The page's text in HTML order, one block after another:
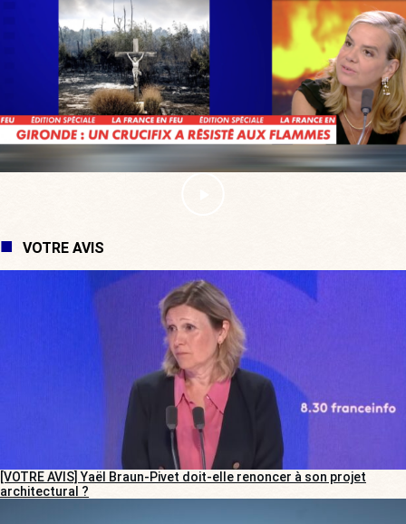
VOTRE AVIS
[VOTRE AVIS] Yaël Braun-Pivet doit-elle renoncer à son projet
architectural ?